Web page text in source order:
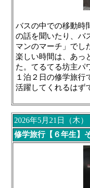
バスの中での移動時
の話を聞いたり、バ
マンのマーチ」でし
楽しい時間は、あっ
た。てるてる坊主パ
１泊２日の修学旅
活躍してくれるはず
2026年5月21日（木）
修学旅行【６年生】